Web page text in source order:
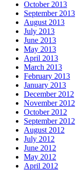
October 2013
September 2013
August 2013
July 2013
June 2013
May 2013
April 2013
March 2013
February 2013
January 2013
December 2012
November 2012
October 2012
September 2012
August 2012
July 2012
June 2012
May 2012
April 2012